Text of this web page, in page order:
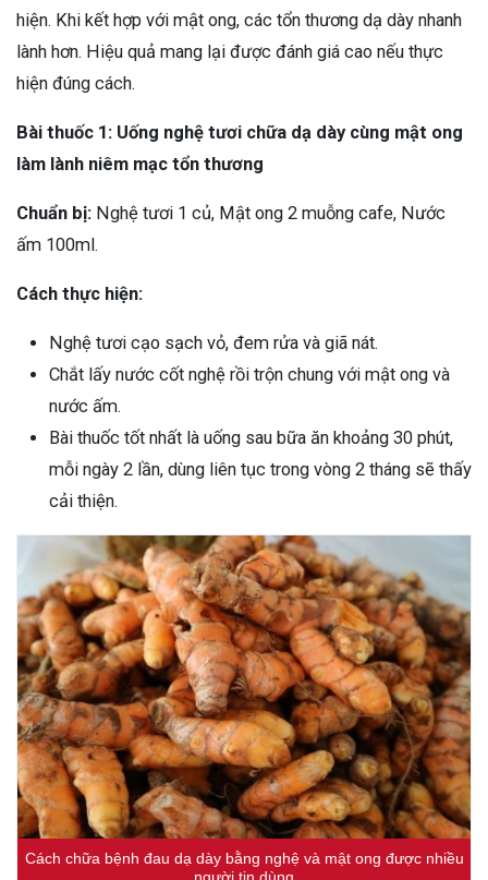
hiện. Khi kết hợp với mật ong, các tổn thương dạ dày nhanh
lành hơn. Hiệu quả mang lại được đánh giá cao nếu thực
hiện đúng cách.
Bài thuốc 1: Uống nghệ tươi chữa dạ dày cùng mật ong
làm lành niêm mạc tổn thương
Chuẩn bị: Nghệ tươi 1 củ, Mật ong 2 muỗng cafe, Nước
ấm 100ml.
Cách thực hiện:
Nghệ tươi cạo sạch vỏ, đem rửa và giã nát.
Chắt lấy nước cốt nghệ rồi trộn chung với mật ong và
nước ấm.
Bài thuốc tốt nhất là uống sau bữa ăn khoảng 30 phút,
mỗi ngày 2 lần, dùng liên tục trong vòng 2 tháng sẽ thấy
cải thiện.
Cách chữa bệnh đau dạ dày bằng nghệ và mật ong được nhiều